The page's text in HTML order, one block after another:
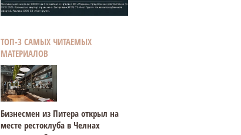
ТОП-3 САМЫХ ЧИТАЕМЫХ
МАТЕРИАЛОВ
Бизнесмен из Питера открыл на
месте рестоклуба в Челнах